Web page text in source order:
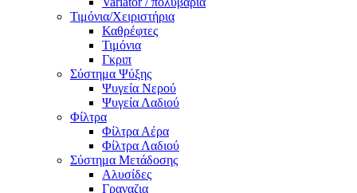
Τιμόνια/Χειριστήρια
Καθρέφτες
Τιμόνια
Γκριπ
Σύστημα Ψύξης
Ψυγεία Νερού
Ψυγεία Λαδιού
Φίλτρα
Φίλτρα Αέρα
Φίλτρα Λαδιού
Σύστημα Μετάδοσης
Αλυσίδες
Γραναζια